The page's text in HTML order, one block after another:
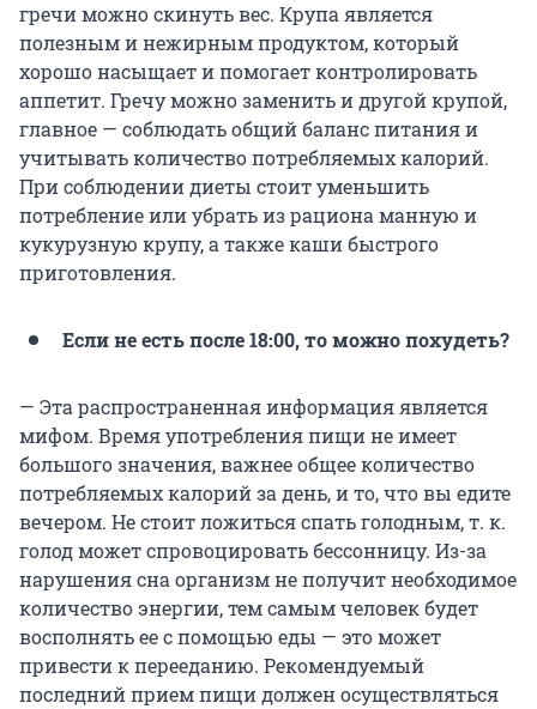
гречи можно скинуть вес. Крупа является
полезным и нежирным продуктом, который
хорошо насыщает и помогает контролировать
аппетит. Гречу можно заменить и другой крупой,
главное — соблюдать общий баланс питания и
учитывать количество потребляемых калорий.
При соблюдении диеты стоит уменьшить
потребление или убрать из рациона манную и
кукурузную крупу, а также каши быстрого
приготовления.
Если не есть после 18:00, то можно похудеть?
— Эта распространенная информация является
мифом. Время употребления пищи не имеет
большого значения, важнее общее количество
потребляемых калорий за день, и то, что вы едите
вечером. Не стоит ложиться спать голодным, т. к.
голод может спровоцировать бессонницу. Из-за
нарушения сна организм не получит необходимое
количество энергии, тем самым человек будет
восполнять ее с помощью еды — это может
привести к перееданию. Рекомендуемый
последний прием пищи должен осуществляться